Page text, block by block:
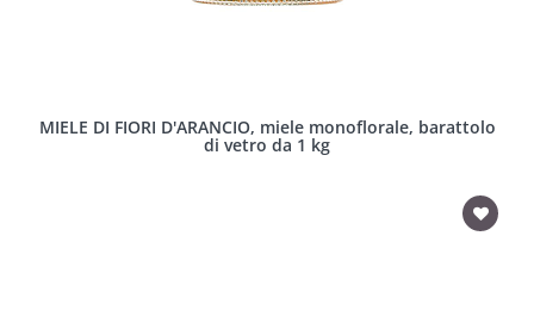
MIELE DI FIORI D'ARANCIO, miele monoflorale, barattolo
di vetro da 1 kg